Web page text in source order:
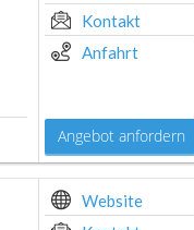
Kontakt
Anfahrt
Angebot anfordern
Website